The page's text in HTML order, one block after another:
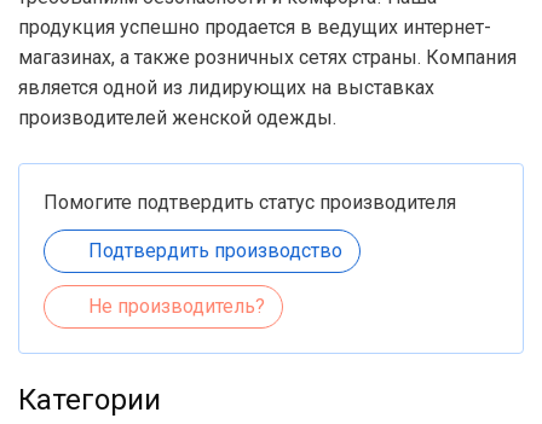
продукция успешно продается в ведущих интернет-
магазинах, а также розничных сетях страны. Компания
является одной из лидирующих на выставках
производителей женской одежды.
Помогите подтвердить статус производителя
Подтвердить производство
Не производитель?
Категории